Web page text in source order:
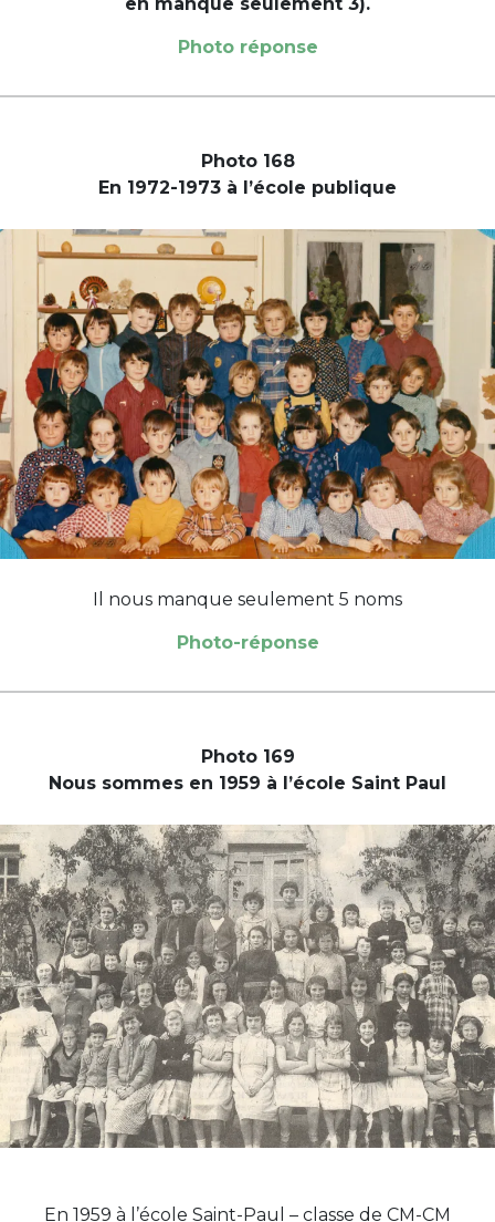
Photo réponse
Photo 168
En 1972-1973 à l’école publique
Il nous manque seulement 5 noms
Photo-réponse
Photo 169
Nous sommes en 1959 à l’école Saint Paul
En 1959 à l’école Saint-Paul – classe de CM-CM